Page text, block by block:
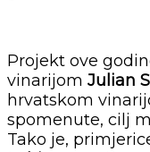
Projekt ove
vinarijom Julian
hrvatskom
spomenute, cilj
Tako je,